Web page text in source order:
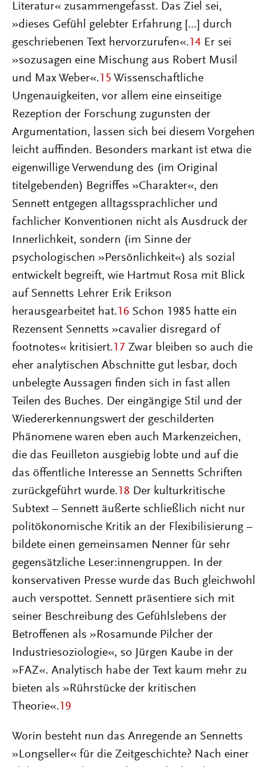
Literatur« zusammengefasst. Das Ziel sei,
»dieses Gefühl gelebter Erfahrung [...] durch
geschriebenen Text hervorzurufen«. 14 Er sei
»sozusagen eine Mischung aus Robert Musil
und Max Weber«. 15 Wissenschaftliche
Ungenauigkeiten, vor allem eine einseitige
Rezeption der Forschung zugunsten der
Argumentation, lassen sich bei diesem Vorgehen
leicht auffinden. Besonders markant ist etwa die
eigenwillige Verwendung des (im Original
titelgebenden) Begriffes »Charakter«, den
Sennett entgegen alltagssprachlicher und
fachlicher Konventionen nicht als Ausdruck der
Innerlichkeit, sondern (im Sinne der
psychologischen »Persönlichkeit«) als sozial
entwickelt begreift, wie Hartmut Rosa mit Blick
auf Sennetts Lehrer Erik Erikson
herausgearbeitet hat. 16 Schon 1985 hatte ein
Rezensent Sennetts »cavalier disregard of
footnotes« kritisiert. 17 Zwar bleiben so auch die
eher analytischen Abschnitte gut lesbar, doch
unbelegte Aussagen finden sich in fast allen
Teilen des Buches. Der eingängige Stil und der
Wiedererkennungswert der geschilderten
Phänomene waren eben auch Markenzeichen,
die das Feuilleton ausgiebig lobte und auf die
das öffentliche Interesse an Sennetts Schriften
zurückgeführt wurde. 18 Der kulturkritische
Subtext – Sennett äußerte schließlich nicht nur
politökonomische Kritik an der Flexibilisierung –
bildete einen gemeinsamen Nenner für sehr
gegensätzliche Leser:innengruppen. In der
konservativen Presse wurde das Buch gleichwohl
auch verspottet. Sennett präsentiere sich mit
seiner Beschreibung des Gefühlslebens der
Betroffenen als »Rosamunde Pilcher der
Industriesoziologie«, so Jürgen Kaube in der
»FAZ«. Analytisch habe der Text kaum mehr zu
bieten als »Rührstücke der kritischen
Theorie«. 19
Worin besteht nun das Anregende an Sennetts
»Longseller« für die Zeitgeschichte? Nach einer